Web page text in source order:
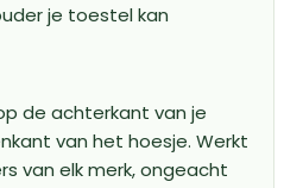
je toestel kan
de achterkant van je
van het hoesje. Werkt
van elk merk, ongeacht